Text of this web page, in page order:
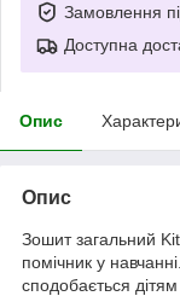
Замовлення
Доступна
Опис
Опис
Зошит загальний
помічник у
сподобається